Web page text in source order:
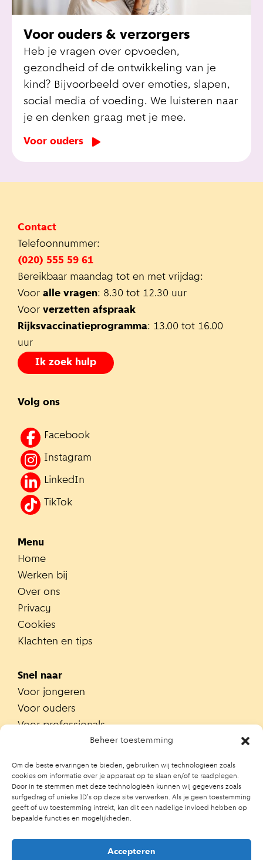
Beheer toestemming
Om de beste ervaringen te bieden, gebruiken wij technologieën zoals
cookies om informatie over je apparaat op te slaan en/of te raadplegen.
Door in te stemmen met deze technologieën kunnen wij gegevens zoals
surfgedrag of unieke ID's op deze site verwerken. Als je geen toestemming
geeft of uw toestemming intrekt, kan dit een nadelige invloed hebben op
bepaalde functies en mogelijkheden.
Accepteren
Voor ouders & verzorgers
Heb je vragen over opvoeden,
gezondheid of de ontwikkeling van je
kind? Bijvoorbeeld over emoties, slapen,
social media of voeding. We luisteren naar
je en denken graag met je mee.
Voor ouders
Contact
Telefoonnummer:
(020) 555 59 61
Bereikbaar maandag tot en met vrijdag:
Voor alle vragen: 8.30 tot 12.30 uur
Voor verzetten afspraak
Rijksvaccinatieprogramma: 13.00 tot 16.00
uur
Ik zoek hulp
Volg ons
Facebook
Instagram
LinkedIn
TikTok
Menu
Home
Werken bij
Over ons
Privacy
Cookies
Klachten en tips
Snel naar
Voor jongeren
Voor ouders
Voor professionals
Zoek contactpersoon op school
Trainingen
Ouderportaal JGZ